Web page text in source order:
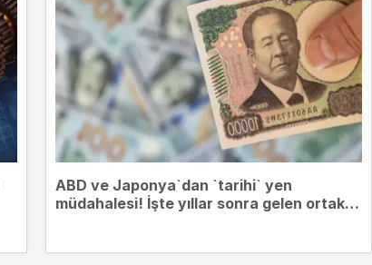
ABD ve Japonya`dan `tarihi` yen
müdahalesi! İşte yıllar sonra gelen ortak